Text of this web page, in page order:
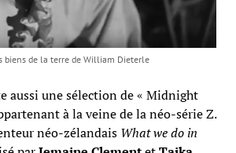
biens de la terre de William Dieterle
aussi une sélection de « Midnight
à la veine de la néo-série Z.
néo-zélandais What we do in